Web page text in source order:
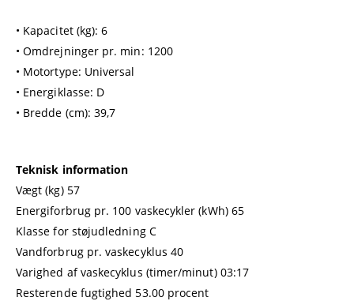
• Kapacitet (kg): 6
• Omdrejninger pr. min: 1200
• Motortype: Universal
• Energiklasse: D
• Bredde (cm): 39,7
Teknisk information
Vægt (kg) 57
Energiforbrug pr. 100 vaskecykler (kWh) 65
Klasse for støjudledning C
Vandforbrug pr. vaskecyklus 40
Varighed af vaskecyklus (timer/minut) 03:17
Resterende fugtighed 53.00 procent